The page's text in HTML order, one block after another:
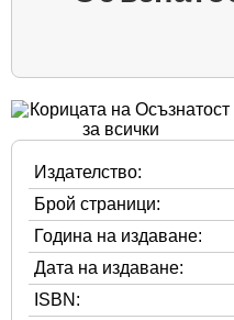
Издателство:
Брой страници:
Година на издаване:
Дата на издаване:
ISBN: